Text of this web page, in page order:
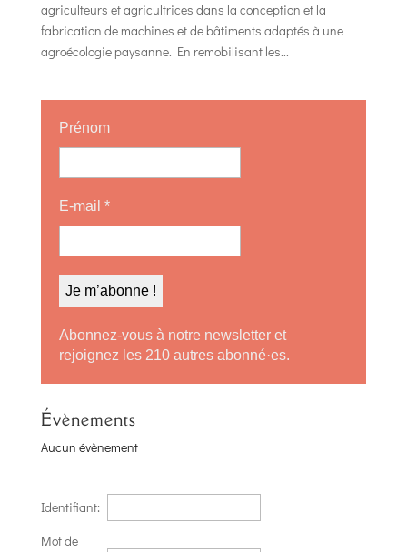
agriculteurs et agricultrices dans la conception et la
fabrication de machines et de bâtiments adaptés à une
agroécologie paysanne. En remobilisant les...
Prénom
E-mail *
Abonnez-vous à notre newsletter et
rejoignez les 210 autres abonné·es.
Évènements
Aucun évènement
Identifiant:
Mot de